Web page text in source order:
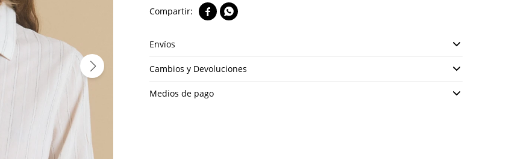
 
Envíos
Cambios y Devoluciones
Medios de pago